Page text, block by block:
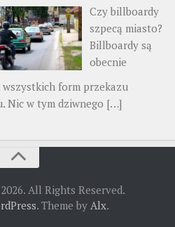
Czy billboardy
szpecą miasto?
Billboardy są
obecnie
form przekazu
Nic w tym dziwnego […]
All Rights Reserved.
. Theme by Alx.